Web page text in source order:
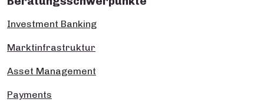
Investment Banking
Marktinfrastruktur
Asset Management
Payments